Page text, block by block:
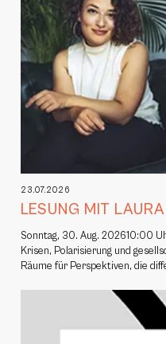
23.07.2026
LESUNG MIT
Sonntag, 30. Aug. 202610:00
Krisen, Polarisierung und
Räume für Perspektiven, die